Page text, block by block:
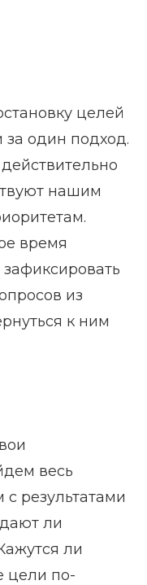
целей
за один подход.
нашим
время
из
к ним
весь
результатами
ли
ли
цели по-